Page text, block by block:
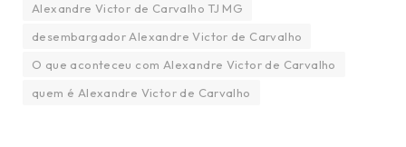
Alexandre Victor de Carvalho TJ MG
desembargador Alexandre Victor de Carvalho
O que aconteceu com Alexandre Victor de Carvalho
quem é Alexandre Victor de Carvalho